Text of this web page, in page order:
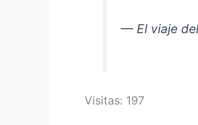
— El viaje
Visitas: 197